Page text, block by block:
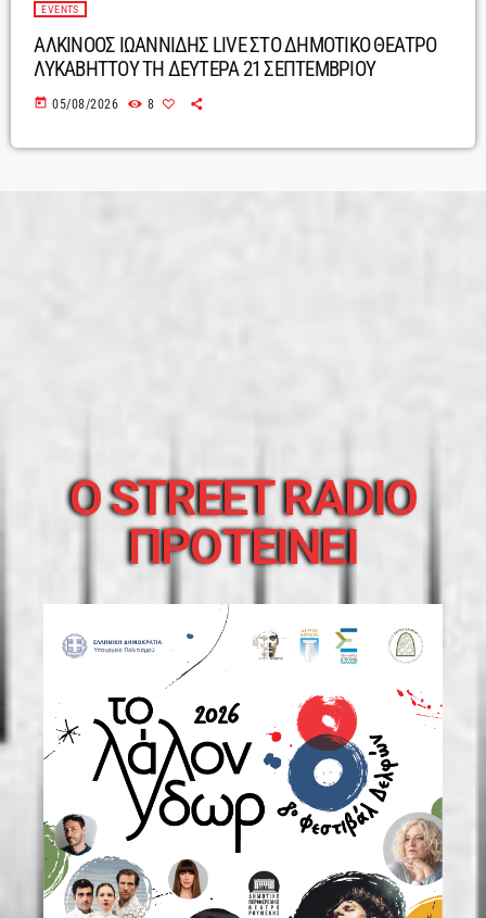
EVENTS
ΑΛΚΙΝΟΟΣ ΙΩΑΝΝΙΔΗΣ LIVE ΣΤΟ ΔΗΜΟΤΙΚΟ ΘΕΑΤΡΟ
ΛΥΚΑΒΗΤΤΟΥ ΤΗ ΔΕΥΤΕΡΑ 21 ΣΕΠΤΕΜΒΡΙΟΥ
today 05/08/2026 8
O STREET RADIO
ΠΡΟΤΕΙΝΕΙ